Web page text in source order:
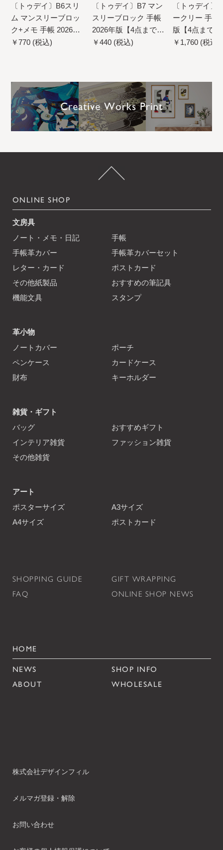
〔トゥデイ〕B6スリ
ム マンスリーブロッ
ク+メモ 手帳 2026年
版【4点までネコポス
￥770 (税込)
〔トゥデイ〕B7 マン
スリーブロック 手帳
2026年版【4点までネ
コポス配送可】
￥440 (税込)
〔トゥデイ〕
ークリー 手帳
版【4点まで
配送可】
￥1,760 (税込)
ONLINE SHOP
文房具
ノート・メモ・日記
手帳
手帳革カバー
手帳革カバーセット
レター・カード
ポストカード
その他紙製品
おすすめの筆記具
機能文具
スタンプ
革小物
ノートカバー
ポーチ
ペンケース
カードケース
財布
キーホルダー
雑貨・ギフト
バッグ
おすすめギフト
インテリア雑貨
ファッション雑貨
その他雑貨
アート
ポスターサイズ
A3サイズ
A4サイズ
ポストカード
SHOPPING GUIDE
GIFT WRAPPING
FAQ
ONLINE SHOP NEWS
HOME
NEWS
SHOP INFO
ABOUT
WHOLESALE
株式会社デザインフィル
メルマガ登録・解除
お問い合わせ